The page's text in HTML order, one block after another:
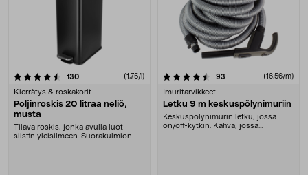
130arvostelut (1,75/l)
Kierrätys & roskakorit
Poljinroskis 20 litraa neliö,
musta
Tilava roskis, jonka avulla luot
siistin yleisilmeen. Suorakulmion
4.5 viidestä tähdestä 93 (16,56/m)
Imuritarvikkeet
Letku 9 m keskuspölynimuriin
Keskuspölynimurin letku, jossa
on/off-kytkin. Kahva, jossa